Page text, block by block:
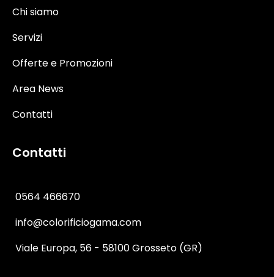
Chi siamo
Servizi
Offerte e Promozioni
Area News
Contatti
Contatti
0564 466670
info@colorificiogama.com
Viale Europa, 56 - 58100 Grosseto (GR)